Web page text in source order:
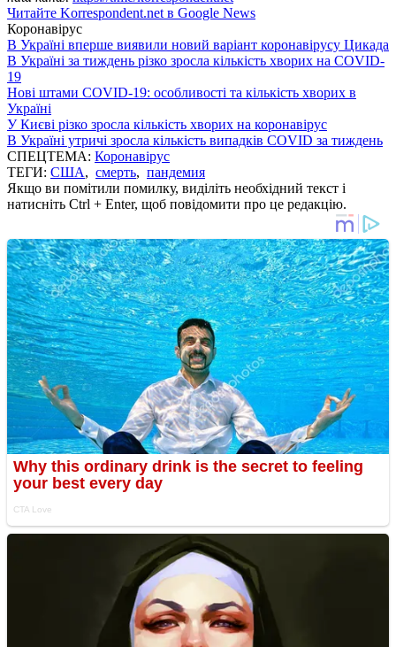
Читайте Korrespondent.net в Google News
Коронавірус
В Україні вперше виявили новий варіант коронавірусу Цикада
В Україні за тиждень різко зросла кількість хворих на COVID-
19
Нові штами COVID-19: особливості та кількість хворих в
Україні
У Києві різко зросла кількість хворих на коронавірус
В Україні утричі зросла кількість випадків COVID за тиждень
СПЕЦТЕМА: Коронавірус
ТЕГИ: США, смерть, пандемия
Якщо ви помітили помилку, виділіть необхідний текст і
натисніть Ctrl + Enter, щоб повідомити про це редакцію.